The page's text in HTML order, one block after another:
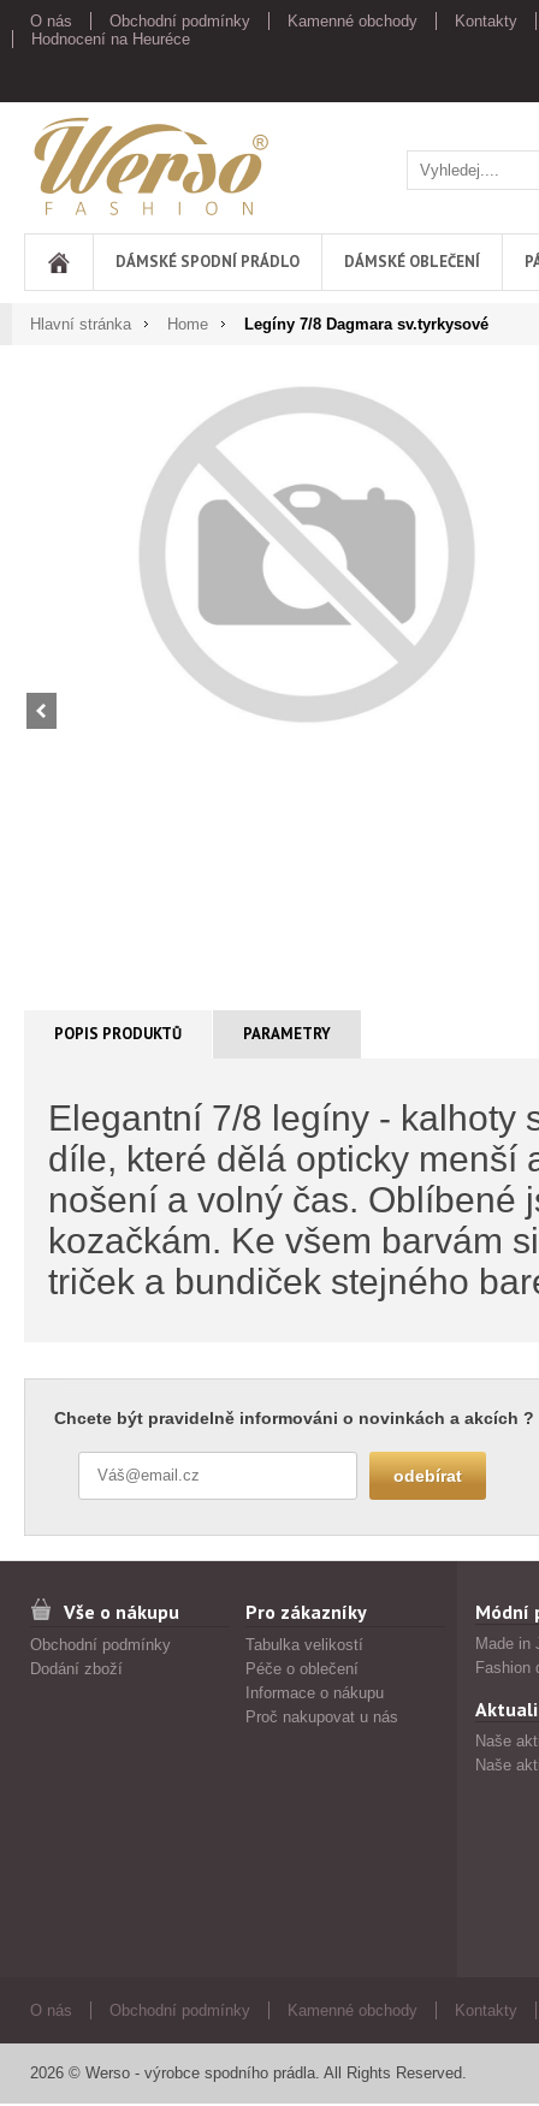
O nás Obchodní podmínky Kamenné obchody
Kontakty
Hodnocení na Heuréce
Werso
DÁMSKÉ SPODNÍ PRÁDLO DÁMSKÉ OBLEČENÍ
Hlavní stránka Home Legíny 7/8 Dagmara sv.tyrkysové
POPIS PRODUKTŮ PARAMETRY
Elegantní 7/8 legíny - kalhoty
díle, které dělá opticky menší
nošení a volný čas. Oblíbené
kozačkám. Ke všem barvám
triček a bundiček stejného
Chcete být pravidelně informováni o novinkách a akcích ?
Vše o nákupu
Obchodní podmínky
Dodání zboží
Pro zákazníky
Tabulka velikostí
Péče o oblečení
Informace o nákupu
Proč nakupovat u nás
Módní
Made in
Fashion
Naše
Naše
O nás Obchodní podmínky Kamenné obchody Kontakty
2026 © Werso - výrobce spodního prádla. All Rights Reserved.